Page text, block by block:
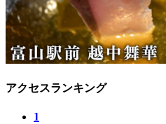
アクセスランキング
1